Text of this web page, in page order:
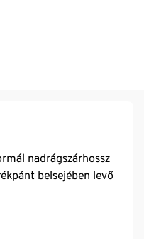
nadrágszárhossz
belsejében levő